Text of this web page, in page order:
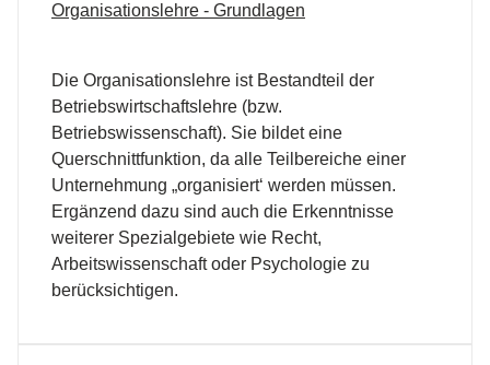
Organisationslehre - Grundlagen
Die Organisationslehre ist Bestandteil der
Betriebswirtschaftslehre (bzw.
Betriebswissenschaft). Sie bildet eine
Querschnittfunktion, da alle Teilbereiche einer
Unternehmung „organisiert‘ werden müssen.
Ergänzend dazu sind auch die Erkenntnisse
weiterer Spezialgebiete wie Recht,
Arbeitswissenschaft oder Psychologie zu
berücksichtigen.